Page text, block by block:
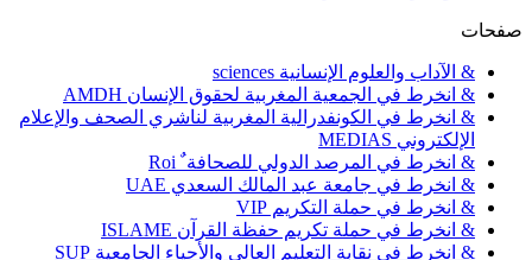
صفحات
& الآداب والعلوم الإنسانية sciences
& انخرط في الجمعية المغربية لحقوق الإنسان AMDH
& انخرط في الكونفدرالية المغربية لناشري الصحف والإعلام
الإلكتروني MEDIAS
& انخرط في المرصد الدولي للصحافة ٌ Roi
& انخرط في جامعة عبد المالك السعدي UAE
& انخرط في حملة التكريم VIP
& انخرط في حملة تكريم حفظة القرآن ISLAME
& انخرط في نقابة التعليم العالي والأحياء الجامعية SUP